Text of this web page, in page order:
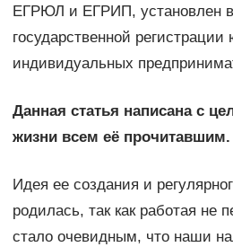
ЕГРЮЛ и ЕГРИП, установлен
государственной
индивидуальных
Данная статья написана с
жизни всем её прочитавшим.
Идея ее создания и
родилась, так как работая не
стало очевидным, что наши